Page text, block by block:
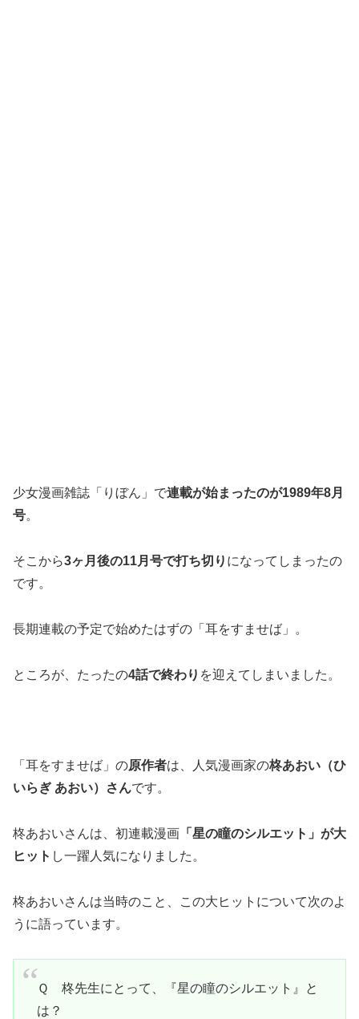
少女漫画雑誌「りぼん」で連載が始まったのが1989年8月
号。
そこから3ヶ月後の11月号で打ち切り になってしまったの
です。
長期連載の予定で始めたはずの「耳をすませば」。
ところが、たったの4話で終わり を迎えてしまいました。
「耳をすませば」の原作者は、人気漫画家の柊あおい（ひ
いらぎ あおい）さんです。
柊あおいさんは、初連載漫画 「星の瞳のシルエット」が大
ヒット し一躍人気になりました。
柊あおいさんは当時のこと、この大ヒットについて次のよ
うに語っています。
Ｑ 柊先生にとって、『星の瞳のシルエット』と
は？